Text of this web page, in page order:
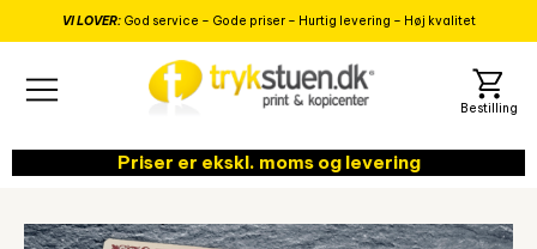
VI LOVER:God service – Gode priser – Hurtig levering – Høj kvalitet
Priser er ekskl. moms og levering